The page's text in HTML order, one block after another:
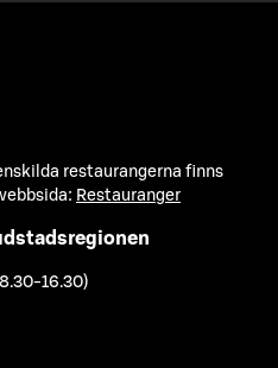
restaurangerna finns
Restauranger
16.30)